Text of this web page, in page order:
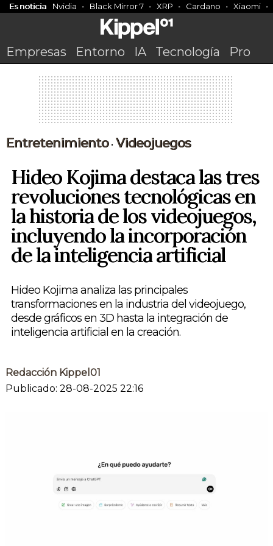
Es noticia Nvidia Black Mirror 7 XRP Cardano Xiaomi
Empresas Entorno IA Tecnología Pro
Entretenimiento• Videojuegos
Hideo Kojima destaca las tres
revoluciones tecnológicas en
la historia de los videojuegos,
incluyendo la incorporación
de la inteligencia artificial
Hideo Kojima analiza las principales
transformaciones en la industria del videojuego,
desde gráficos en 3D hasta la integración de
inteligencia artificial en la creación.
Redacción Kippel01
Publicado: 28-08-2025 22:16